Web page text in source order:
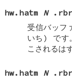
hw.hatm N
受信バッ
いち) です
こされるは
hw.hatm N